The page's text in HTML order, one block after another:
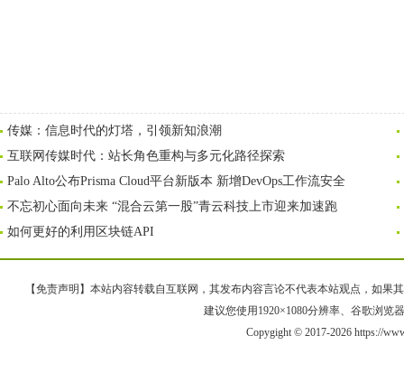
传媒：信息时代的灯塔，引领新知浪潮
互联网传媒时代：站长角色重构与多元化路径探索
Palo Alto公布Prisma Cloud平台新版本 新增DevOps工作流安全
不忘初心面向未来 “混合云第一股”青云科技上市迎来加速跑
如何更好的利用区块链API
【免责声明】本站内容转载自互联网，其发布内容言论不代表本站观点，如果
建议您使用1920×1080分辨率、谷歌浏览
Copygight © 2017-2026 https://